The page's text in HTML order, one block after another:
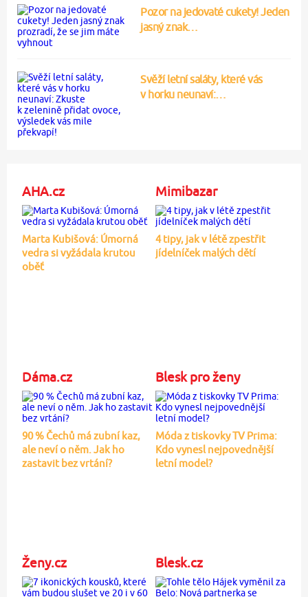
Pozor na jedovaté cukety! Jeden
jasný znak…
Svěží letní saláty, které vás
v horku neunaví:…
AHA.cz
Marta Kubišová: Úmorná
vedra si vyžádala krutou
oběť
Mimibazar
4 tipy, jak v létě zpestřit
jídelníček malých dětí
Dáma.cz
90 % Čechů má zubní kaz,
ale neví o něm. Jak ho
zastavit bez vrtání?
Blesk pro ženy
Móda z tiskovky TV Prima:
Kdo vynesl nejpovednější
letní model?
Ženy.cz Blesk.cz